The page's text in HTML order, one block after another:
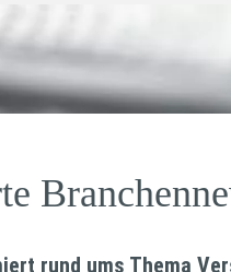
rund ums Thema